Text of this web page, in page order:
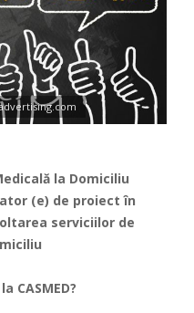
la Domiciliu
(e) de proiectîn
serviciilor de
CASMED?